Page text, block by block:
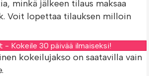
minkä jälkeen tilaus maksaa
Voit lopettaa tilauksen milloin
- Kokeile 30 päivää ilmaiseksi!
kokeilujakso on saatavilla vain